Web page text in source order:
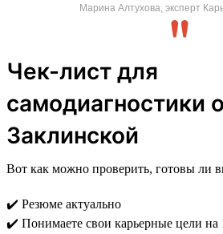
Марина Алтухова, эксперт
Чек-лист для
самодиагностики
Заклинской
Вот как можно проверить, готовы ли
✔️ Резюме актуально
✔️ Понимаете свои карьерные цели на